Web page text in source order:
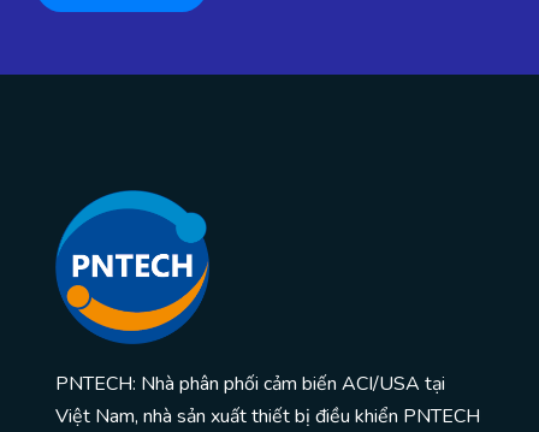
PNTECH: Nhà phân phối cảm biến ACI/USA tại
Việt Nam, nhà sản xuất thiết bị điều khiển PNTECH